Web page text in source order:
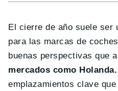
El cierre de año suele ser
para las marcas de
buenas perspectivas que
mercados como Holanda.
emplazamientos clave